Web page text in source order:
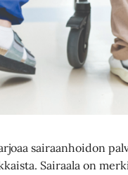
sairaanhoidon
Sairaala on